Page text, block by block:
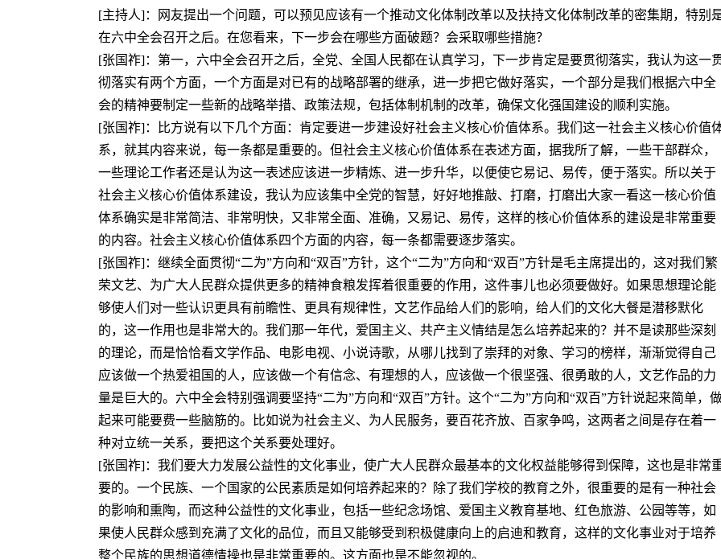
[主持人]：网友提出一个问题，可以预见应该有一个推动文化体制改革以及扶持文化体制改革的密集期，特别
在六中全会召开之后。在您看来，下一步会在哪些方面破题？会采取哪些措施？
[张国祚]：第一，六中全会召开之后，全党、全国人民都在认真学习，下一步肯定是要贯彻落实，我认为这一
彻落实有两个方面，一个方面是对已有的战略部署的继承，进一步把它做好落实，一个部分是我们根据六中全
会的精神要制定一些新的战略举措、政策法规，包括体制机制的改革，确保文化强国建设的顺利实施。
[张国祚]：比方说有以下几个方面：肯定要进一步建设好社会主义核心价值体系。我们这一社会主义核心价值
系，就其内容来说，每一条都是重要的。但社会主义核心价值体系在表述方面，据我所了解，一些干部群众，
一些理论工作者还是认为这一表述应该进一步精炼、进一步升华，以便使它易记、易传，便于落实。所以关于
社会主义核心价值体系建设，我认为应该集中全党的智慧，好好地推敲、打磨，打磨出大家一看这一核心价值
体系确实是非常简洁、非常明快，又非常全面、准确，又易记、易传，这样的核心价值体系的建设是非常重要
的内容。社会主义核心价值体系四个方面的内容，每一条都需要逐步落实。
[张国祚]：继续全面贯彻“二为”方向和“双百”方针，这个“二为”方向和“双百”方针是毛主席提出的，这对我们繁
荣文艺、为广大人民群众提供更多的精神食粮发挥着很重要的作用，这件事儿也必须要做好。如果思想理论能
够使人们对一些认识更具有前瞻性、更具有规律性，文艺作品给人们的影响，给人们的文化大餐是潜移默化
的，这一作用也是非常大的。我们那一年代，爱国主义、共产主义情结是怎么培养起来的？并不是读那些深刻
的理论，而是恰恰看文学作品、电影电视、小说诗歌，从哪儿找到了崇拜的对象、学习的榜样，渐渐觉得自己
应该做一个热爱祖国的人，应该做一个有信念、有理想的人，应该做一个很坚强、很勇敢的人，文艺作品的力
量是巨大的。六中全会特别强调要坚持“二为”方向和“双百”方针。这个“二为”方向和“双百”方针说起来简单，
起来可能要费一些脑筋的。比如说为社会主义、为人民服务，要百花齐放、百家争鸣，这两者之间是存在着一
种对立统一关系，要把这个关系要处理好。
[张国祚]：我们要大力发展公益性的文化事业，使广大人民群众最基本的文化权益能够得到保障，这也是非常
要的。一个民族、一个国家的公民素质是如何培养起来的？除了我们学校的教育之外，很重要的是有一种社会
的影响和熏陶，而这种公益性的文化事业，包括一些纪念场馆、爱国主义教育基地、红色旅游、公园等等，如
果使人民群众感到充满了文化的品位，而且又能够受到积极健康向上的启迪和教育，这样的文化事业对于培养
整个民族的思想道德情操也是非常重要的。这方面也是不能忽视的。